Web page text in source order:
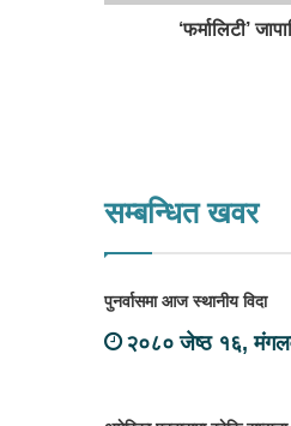
‘फर्मालिटी’
सम्बन्धित खवर
पुनर्वासमा आज स्थानीय विदा
२०८० जेष्ठ १६,